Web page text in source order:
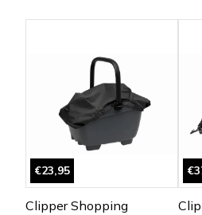
€23,95
Clipper Shopping